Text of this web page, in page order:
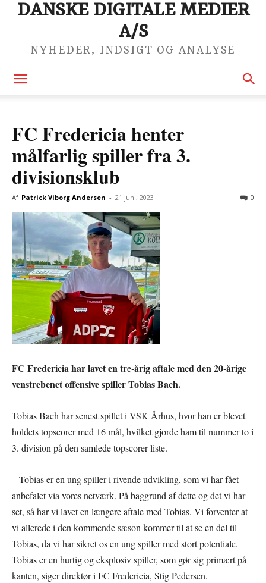
DANSKE DIGITALE MEDIER
A/S
NYHEDER, INDSIGT OG ANALYSE
FC Fredericia henter
målfarlig spiller fra 3.
divisionsklub
Af Patrick Viborg Andersen - 21 juni, 2023 0
FC Fredericia har lavet en tre-årig aftale med den 20-årige
venstrebenet offensive spiller Tobias Bach.
Tobias Bach har senest spillet i VSK Århus, hvor han er blevet
holdets topscorer med 16 mål, hvilket gjorde ham til nummer to i
3. division på den samlede topscorer liste.
– Tobias er en ung spiller i rivende udvikling, som vi har fået
anbefalet via vores netværk. På baggrund af dette og det vi har
set, så har vi lavet en længere aftale med Tobias. Vi forventer at
vi allerede i den kommende sæson kommer til at se en del til
Tobias, da vi har sikret os en ung spiller med stort potentiale.
Tobias er en hurtig og eksplosiv spiller, som gør sig primært på
kanten, siger direktør i FC Fredericia, Stig Pedersen.